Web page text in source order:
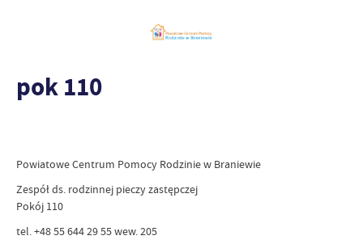
pok 110
Powiatowe Centrum Pomocy Rodzinie w Braniewie
Zespół ds. rodzinnej pieczy zastępczej
Pokój 110
tel. +48 55 644 29 55 wew. 205